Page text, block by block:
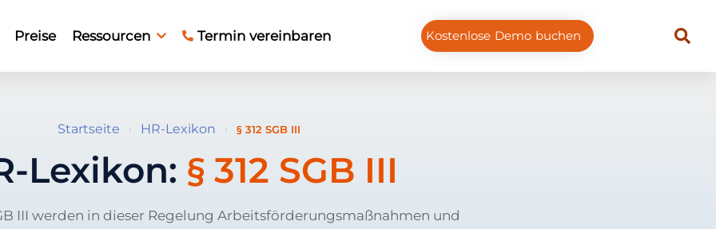
Preise Ressourcen Termin vereinbaren Kostenlose Demo buchen
Startseite › HR-Lexikon › § 312 SGB III
Lexikon: § 312 SGB III
III werden in dieser Regelung Arbeitsförderungsmaßnahmen und